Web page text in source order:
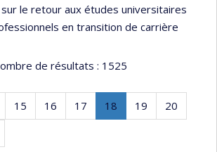
le retour aux études universitaires
en transition de carrière
de résultats : 1525
Page
15 Page
16 Page
17 Page
18
Page
Page
19 Page
20